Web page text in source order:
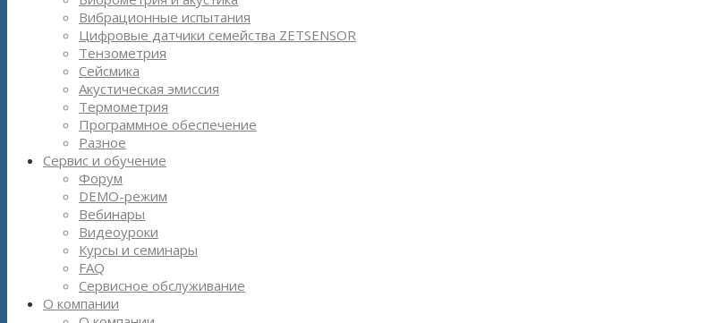
Вибрационные испытания
Цифровые датчики семейства ZETSENSOR
Тензометрия
Сейсмика
Акустическая эмиссия
Термометрия
Программное обеспечение
Разное
Сервис и обучение
Форум
DEMO-режим
Вебинары
Видеоуроки
Курсы и семинары
FAQ
Сервисное обслуживание
О компании